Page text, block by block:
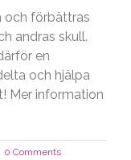
och förbättras
andras skull.
en
och hjälpa
Mer information
0 Comments